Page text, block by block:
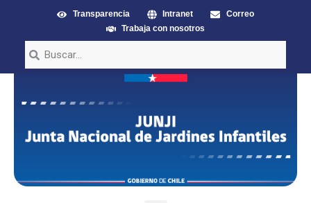
Transparencia Intranet
Correo
Trabaja con nosotros